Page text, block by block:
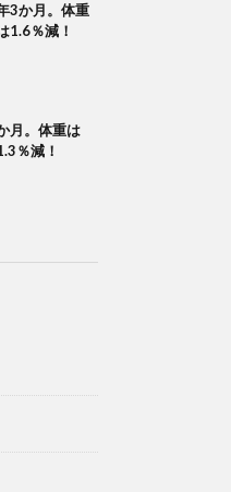
3か月。体重
1.6％減！
月。体重は
％減！